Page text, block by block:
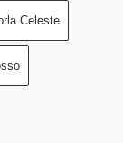
Celeste